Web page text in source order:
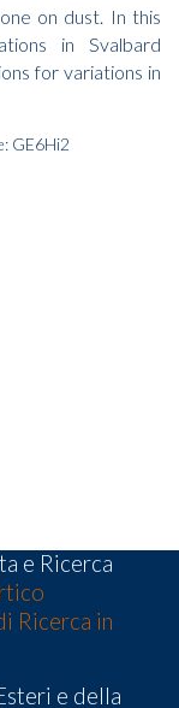
on dust. In this
in Svalbard
for variations in
GE6Hi2
e Ricerca
Ricerca in
e della